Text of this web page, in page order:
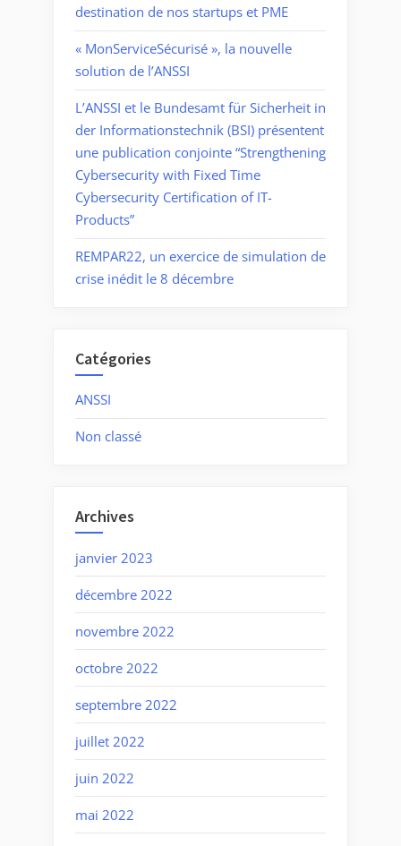
destination de nos startups et PME
« MonServiceSécurisé », la nouvelle
solution de l’ANSSI
L’ANSSI et le Bundesamt für Sicherheit in
der Informationstechnik (BSI) présentent
une publication conjointe “Strengthening
Cybersecurity with Fixed Time
Cybersecurity Certification of IT-
Products”
REMPAR22, un exercice de simulation de
crise inédit le 8 décembre
Catégories
ANSSI
Non classé
Archives
janvier 2023
décembre 2022
novembre 2022
octobre 2022
septembre 2022
juillet 2022
juin 2022
mai 2022